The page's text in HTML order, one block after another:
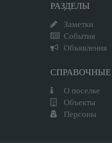
РАЗДЕЛЫ
Заметки
События
Объявления
СПРАВОЧНЫЕ
О поселке
Объекты
Персоны